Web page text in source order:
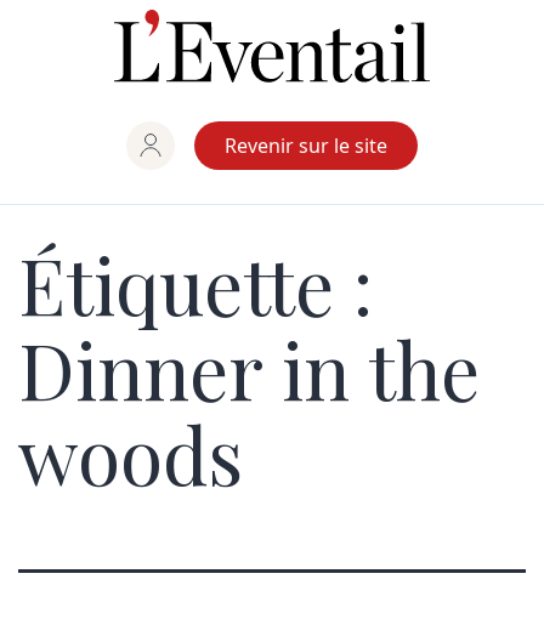
Revenir sur le site
Étiquette :
Dinner in the
woods